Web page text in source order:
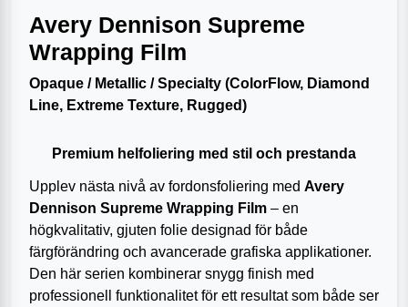
Avery Dennison Supreme
Wrapping Film
Opaque / Metallic / Specialty (ColorFlow, Diamond
Line, Extreme Texture, Rugged)
Premium helfoliering med stil och prestanda
Upplev nästa nivå av fordonsfoliering med Avery
Dennison Supreme Wrapping Film – en
högkvalitativ, gjuten folie designad för både
färgförändring och avancerade grafiska applikationer.
Den här serien kombinerar snygg finish med
professionell funktionalitet för ett resultat som både ser